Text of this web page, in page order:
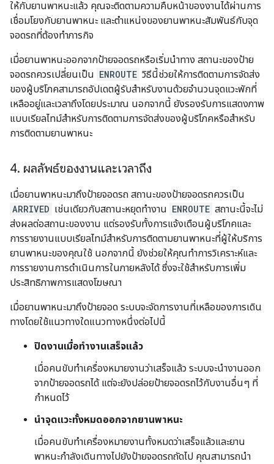
ให้กับยานพาหนะแล้ว คุณจะติดตามความคืบหน้าของงานได้ผ่านการ
เชื่อมโยงกับยานพาหนะ และตำแหน่งของยานพาหนะสัมพันธ์กับจุด
จอดรถที่ต้องทำภารกิจ
เมื่อยานพาหนะออกจากป้ายจอดรถหรือเริ่มนำทาง สถานะของป้าย
จอดรถควรเปลี่ยนเป็น ENROUTE วิธีนี้ช่วยให้การติดตามการจัดส่ง
ของผู้บริโภคสามารถอัปเดตผู้รับสำหรับงานด้วยจำนวนจุดแวะพักที่
เหลืออยู่และเวลาถึงโดยประมาณ นอกจากนี้ ยังรองรับการแสดงภาพ
แบบเรียลไทม์สําหรับการติดตามการจัดส่งของผู้บริโภคหรือสําหรับ
การติดตามยานพาหนะ
4. ผลลัพธ์ของงานและเวลาถึง
เมื่อยานพาหนะมาถึงป้ายจอดรถ สถานะของป้ายจอดรถควรเป็น
ARRIVED เช่นเดียวกับสถานะหยุดทำงาน ENROUTE สถานะนี้จะไม่
ส่งผลต่อสถานะของงาน แต่รองรับทั้งการแจ้งเตือนผู้บริโภคและ
การรายงานแบบเรียลไทม์สำหรับการติดตามยานพาหนะที่ผู้ให้บริการ
ยานพาหนะของคุณใช้ นอกจากนี้ ยังช่วยให้คุณทําการวิเคราะห์และ
การรายงานการดําเนินการในภายหลังได้ ซึ่งจะใช้สําหรับการเพิ่ม
ประสิทธิภาพการแสดงโฆษณา
เมื่อยานพาหนะมาถึงป้ายจอด ระบบจะจัดการงานที่เหลือของการเดิน
ทางโดยใช้แนวทางใดแนวทางหนึ่งต่อไปนี้
ปิดงานเมื่อทำงานเสร็จแล้ว
เมื่อคนขับทำเครื่องหมายงานว่าเสร็จแล้ว ระบบจะนำงานออก
จากป้ายจอดรถได้ แต่จะยังปล่อยป้ายจอดรถไว้กับงานอื่นๆ ที่
กำหนดไว้
นำจุดแวะทั้งหมดออกจากยานพาหนะ
เมื่อคนขับทำเครื่องหมายงานทั้งหมดว่าเสร็จแล้วและยาน
พาหนะกำลังเดินทางไปยังป้ายจอดรถถัดไป คุณสามารถนํา